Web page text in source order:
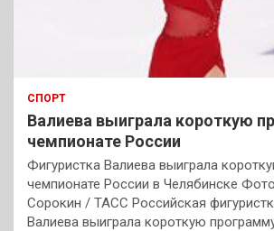
СПОРТ
Валиева выиграла короткую
чемпионате России
Фигуристка Валиева выиграла
чемпионате России в Челябинске
Сорокин / ТАСС Российская
Валиева выиграла короткую